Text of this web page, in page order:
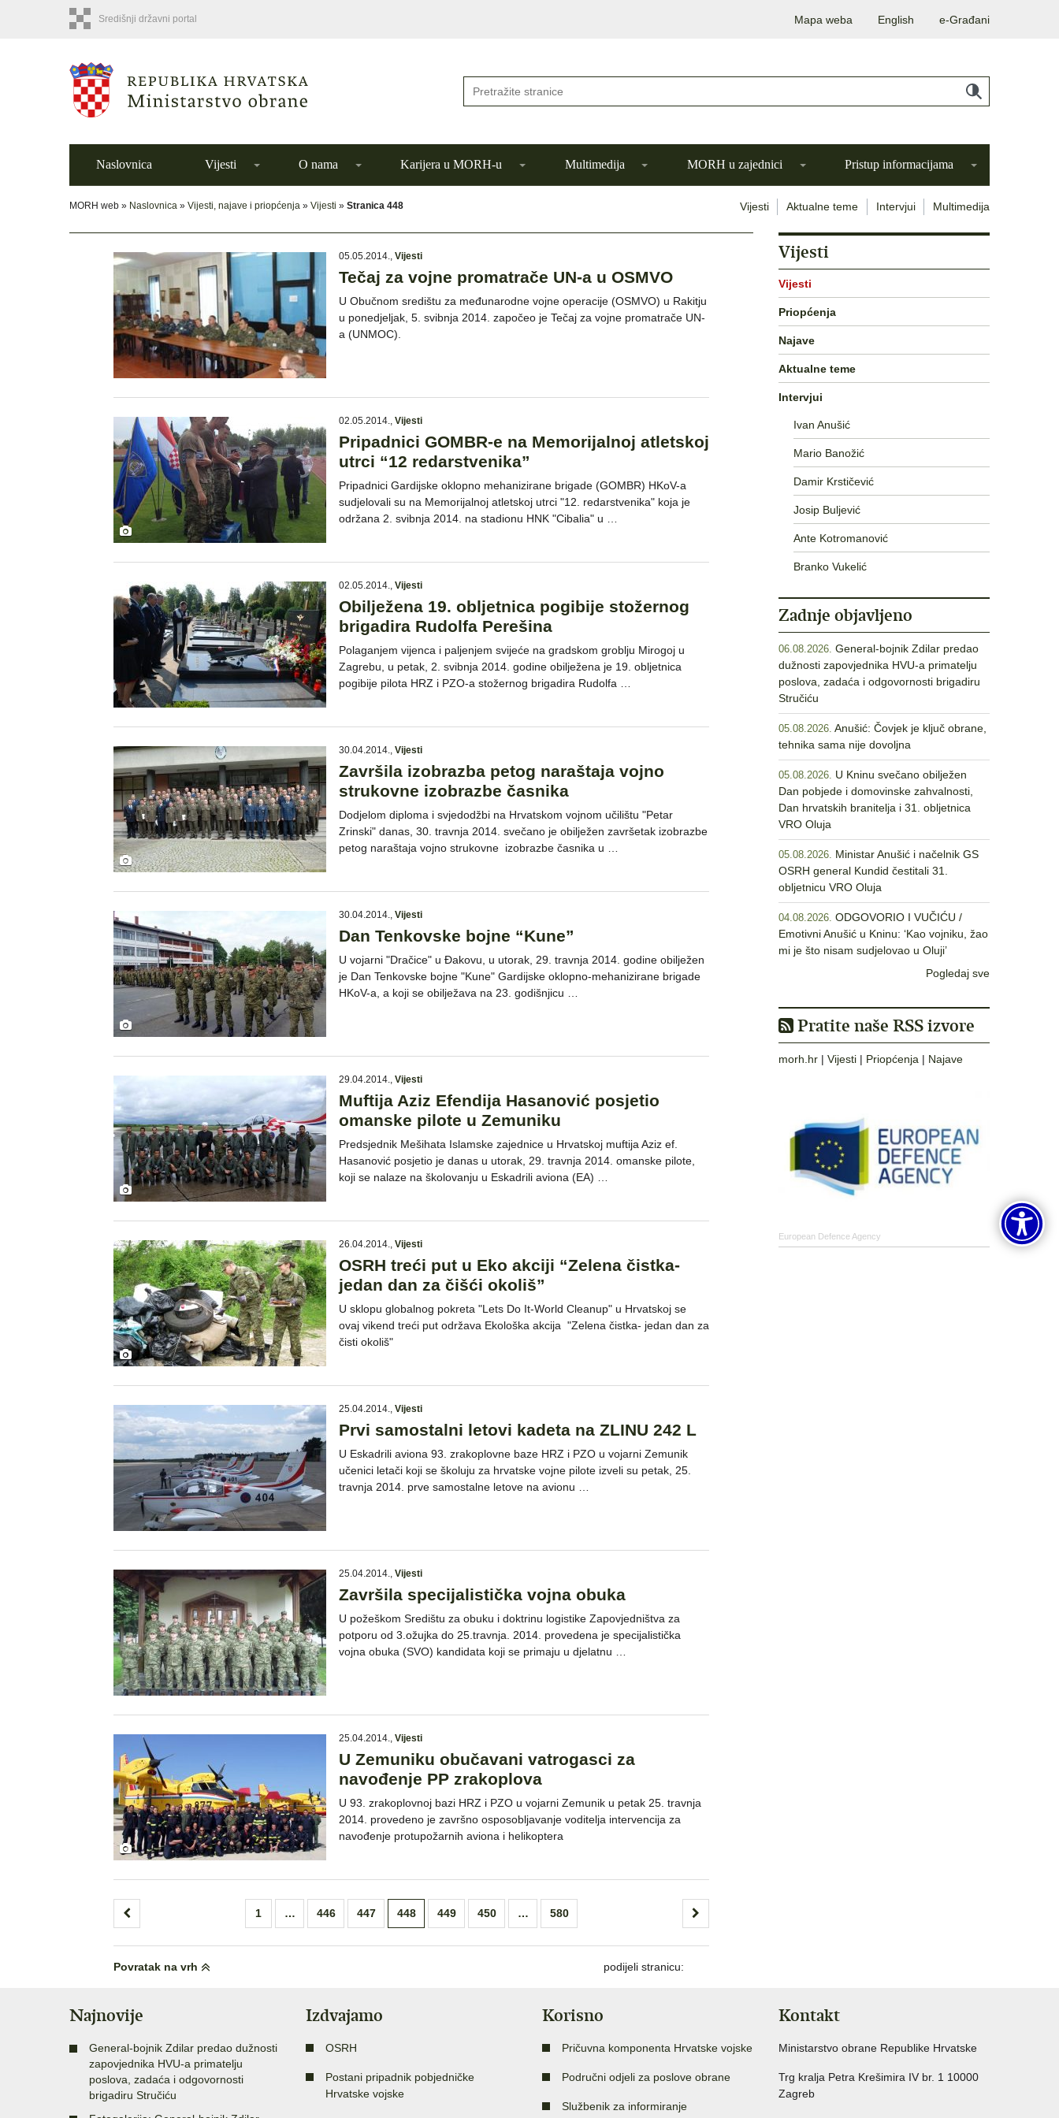
Središnji državni portal Mapa weba English e-Građani
Naslovnica Vijesti O nama Karijera u MORH-u Multimedija MORH u zajednici Pristup informacijama
MORH web » Naslovnica » Vijesti, najave i priopćenja » Vijesti » Stranica 448 Vijesti Aktualne teme Intervjui Multimedija
05.05.2014., Vijesti
Tečaj za vojne promatrače UN-a u OSMVO
U Obučnom središtu za međunarodne vojne operacije (OSMVO) u Rakitju
u ponedjeljak, 5. svibnja 2014. započeo je Tečaj za vojne promatrače UN-
a (UNMOC).
02.05.2014., Vijesti
Pripadnici GOMBR-e na Memorijalnoj atletskoj
utrci “12 redarstvenika”
Pripadnici Gardijske oklopno mehanizirane brigade (GOMBR) HKoV-a
sudjelovali su na Memorijalnoj atletskoj utrci "12. redarstvenika" koja je
održana 2. svibnja 2014. na stadionu HNK "Cibalia" u …
02.05.2014., Vijesti
Obilježena 19. obljetnica pogibije stožernog
brigadira Rudolfa Perešina
Polaganjem vijenca i paljenjem svijeće na gradskom groblju Mirogoj u
Zagrebu, u petak, 2. svibnja 2014. godine obilježena je 19. obljetnica
pogibije pilota HRZ i PZO-a stožernog brigadira Rudolfa …
30.04.2014., Vijesti
Završila izobrazba petog naraštaja vojno
strukovne izobrazbe časnika
Dodjelom diploma i svjedodžbi na Hrvatskom vojnom učilištu "Petar
Zrinski" danas, 30. travnja 2014. svečano je obilježen završetak izobrazbe
petog naraštaja vojno strukovne izobrazbe časnika u …
30.04.2014., Vijesti
Dan Tenkovske bojne “Kune”
U vojarni "Dračice" u Đakovu, u utorak, 29. travnja 2014. godine obilježen
je Dan Tenkovske bojne "Kune" Gardijske oklopno-mehanizirane brigade
HKoV-a, a koji se obilježava na 23. godišnjicu …
29.04.2014., Vijesti
Muftija Aziz Efendija Hasanović posjetio
omanske pilote u Zemuniku
Predsjednik Mešihata Islamske zajednice u Hrvatskoj muftija Aziz ef.
Hasanović posjetio je danas u utorak, 29. travnja 2014. omanske pilote,
koji se nalaze na školovanju u Eskadrili aviona (EA) …
26.04.2014., Vijesti
OSRH treći put u Eko akciji “Zelena čistka-
jedan dan za čišći okoliš”
U sklopu globalnog pokreta "Lets Do It-World Cleanup" u Hrvatskoj se
ovaj vikend treći put održava Ekološka akcija "Zelena čistka- jedan dan za
čisti okoliš"
25.04.2014., Vijesti
Prvi samostalni letovi kadeta na ZLINU 242 L
U Eskadrili aviona 93. zrakoplovne baze HRZ i PZO u vojarni Zemunik
učenici letači koji se školuju za hrvatske vojne pilote izveli su petak, 25.
travnja 2014. prve samostalne letove na avionu …
25.04.2014., Vijesti
Završila specijalistička vojna obuka
U požeškom Središtu za obuku i doktrinu logistike Zapovjedništva za
potporu od 3.ožujka do 25.travnja. 2014. provedena je specijalistička
vojna obuka (SVO) kandidata koji se primaju u djelatnu …
25.04.2014., Vijesti
U Zemuniku obučavani vatrogasci za
navođenje PP zrakoplova
U 93. zrakoplovnoj bazi HRZ i PZO u vojarni Zemunik u petak 25. travnja
2014. provedeno je završno osposobljavanje voditelja intervencija za
navođenje protupožarnih aviona i helikoptera
Brojevi
objava
1 … 446 447 448 449 450 … 580
Povratak na vrh podijeli stranicu:
Vijesti
Vijesti
Priopćenja
Najave
Aktualne teme
Intervjui
Ivan Anušić
Mario Banožić
Damir Krstičević
Josip Buljević
Ante Kotromanović
Branko Vukelić
Zadnje objavljeno
06.08.2026. General-bojnik Zdilar predao
dužnosti zapovjednika HVU-a primatelju
poslova, zadaća i odgovornosti brigadiru
Stručiću
05.08.2026. Anušić: Čovjek je ključ obrane,
tehnika sama nije dovoljna
05.08.2026. U Kninu svečano obilježen
Dan pobjede i domovinske zahvalnosti,
Dan hrvatskih branitelja i 31. obljetnica
VRO Oluja
05.08.2026. Ministar Anušić i načelnik GS
OSRH general Kundid čestitali 31.
obljetnicu VRO Oluja
04.08.2026. ODGOVORIO I VUČIĆU /
Emotivni Anušić u Kninu: ‘Kao vojniku, žao
mi je što nisam sudjelovao u Oluji’
Pogledaj sve
Pratite naše RSS izvore
morh.hr | Vijesti | Priopćenja | Najave
European Defence Agency
Najnovije
General-bojnik Zdilar predao dužnosti
zapovjednika HVU-a primatelju
poslova, zadaća i odgovornosti
brigadiru Stručiću
Izdvajamo
OSRH
Postani pripadnik pobjedničke
Hrvatske vojske
Korisno
Pričuvna komponenta Hrvatske vojske
Područni odjeli za poslove obrane
Službenik za informiranje
Kontakt
Ministarstvo obrane Republike Hrvatske
Trg kralja Petra Krešimira IV br. 1 10000
Zagreb